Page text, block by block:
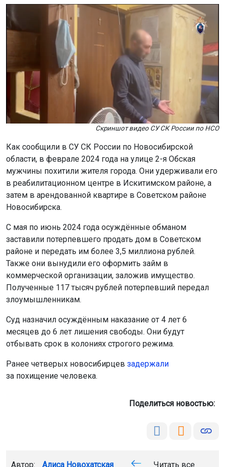
Скриншот видео СУ СК России по НСО
Как сообщили в СУ СК России по Новосибирской
области, в феврале 2024 года на улице 2-я Обская
мужчины похитили жителя города. Они удерживали его
в реабилитационном центре в Искитимском районе, а
затем в арендованной квартире в Советском районе
Новосибирска.
С мая по июнь 2024 года осуждённые обманом
заставили потерпевшего продать дом в Советском
районе и передать им более 3,5 миллиона рублей.
Также они вынудили его оформить займ в
коммерческой организации, заложив имущество.
Полученные 117 тысяч рублей потерпевший передал
злоумышленникам.
Суд назначил осуждённым наказание от 4 лет 6
месяцев до 6 лет лишения свободы. Они будут
отбывать срок в колониях строгого режима.
Ранее четверых новосибирцев задержали
за похищение человека.
Поделиться новостью:
Автор: Алиса Новохатская
Читать все